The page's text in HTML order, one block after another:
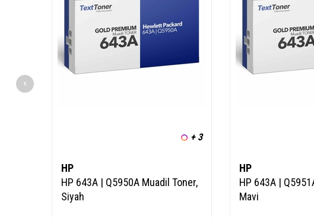
+ 3
HP
HP 643A | Q5950A Muadil Toner,
Siyah
HP
HP 643A |
Mavi